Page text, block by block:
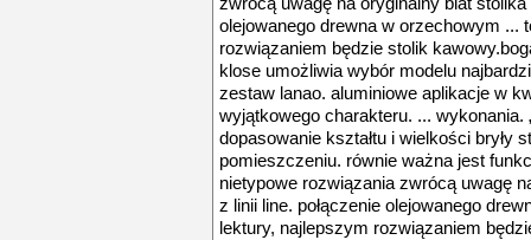
olejowanego drewna w orzechowym ...
rozwiązaniem będzie stolik
klose umożliwia wybór modelu
zestaw lanao. aluminiowe aplikacje w
wyjątkowego charakteru. ... wykonania.
dopasowanie kształtu i wielkości bryły
pomieszczeniu. równie ważna jest
nietypowe rozwiązania zwrócą uwagę
z linii line. połączenie olejowanego
lektury, najlepszym rozwiązaniem